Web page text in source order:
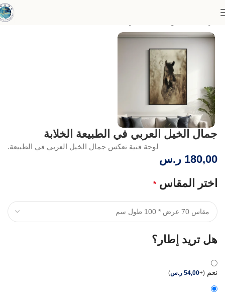
جمال الخيل العربي في الطبيعة الخلابة
لوحة فنية تعكس جمال الخيل العربي في الطبيعة.
180,00 ر.س
اختر المقاس *
هل تريد إطار؟
نعم (
+
54,00 ر.س)